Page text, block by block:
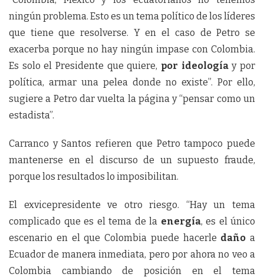
ningún problema. Esto es un tema político de los líderes
que tiene que resolverse. Y en el caso de Petro se
exacerba porque no hay ningún impase con Colombia.
Es solo el Presidente que quiere, por ideologíay por
política, armar una pelea donde no existe”. Por ello,
sugiere a Petro dar vuelta la página y “pensar como un
estadista”.
Carranco y Santos refieren que Petro tampoco puede
mantenerse en el discurso de un supuesto fraude,
porque los resultados lo imposibilitan.
El exvicepresidente ve otro riesgo. “Hay un tema
complicado que es el tema de la energía, es el único
escenario en el que Colombia puede hacerle daño a
Ecuador de manera inmediata, pero por ahora no veo a
Colombia cambiando de posición en el tema